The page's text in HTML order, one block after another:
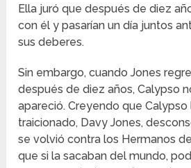
Ella juró que después de diez
con él y pasarían un día juntos
sus deberes.
Sin embargo, cuando Jones
después de diez años, Calypso
apareció. Creyendo que Calypso
traicionado, Davy Jones,
se volvió contra los Hermanos
que si la sacaban del mundo,